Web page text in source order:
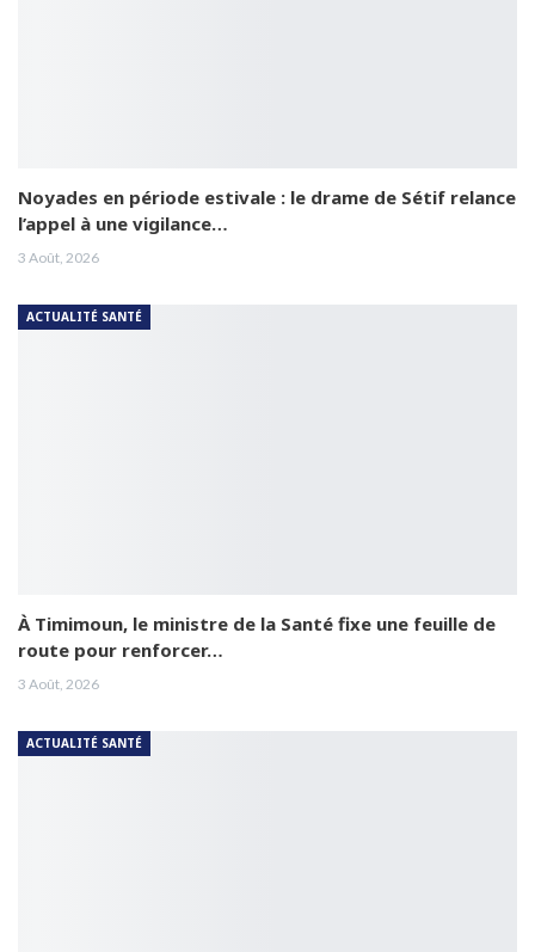
Noyades en période estivale : le drame de Sétif relance
l’appel à une vigilance…
3 Août, 2026
ACTUALITÉ SANTÉ
À Timimoun, le ministre de la Santé fixe une feuille de
route pour renforcer…
3 Août, 2026
ACTUALITÉ SANTÉ